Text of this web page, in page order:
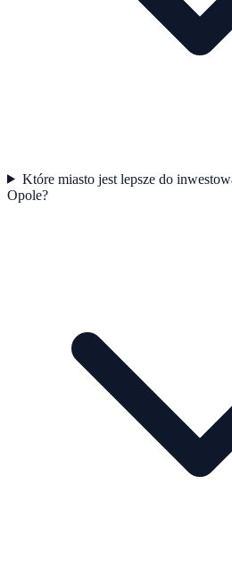
Które miasto jest lepsze do
Opole?